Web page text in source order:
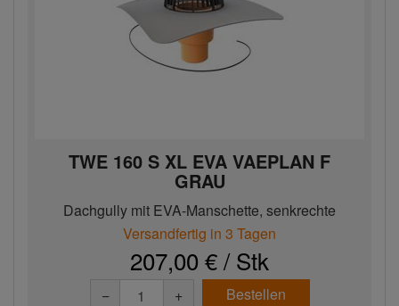
TWE 160 S XL EVA VAEPLAN F
GRAU
Dachgully mit EVA-Manschette, senkrechte
Ausführung, beheizb...
Versandfertig in 3 Tagen
207,00 € / Stk
− + Bestellen